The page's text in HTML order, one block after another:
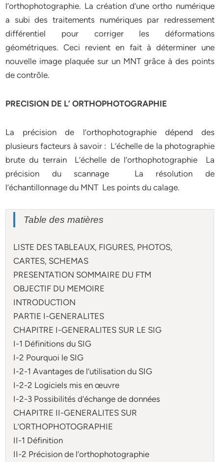
l’orthophotographie. La création d’une ortho numérique
a subi des traitements numériques par redressement
différentiel pour corriger les déformations
géométriques. Ceci revient en fait à déterminer une
nouvelle image plaquée sur un MNT grâce à des points
de contrôle.
PRECISION DE L’ ORTHOPHOTOGRAPHIE
La précision de l’orthophotographie dépend des
plusieurs facteurs à savoir : L’échelle de la photographie
brute du terrain L’échelle de l’orthophotographie La
précision du scannage La résolution de
l’échantillonnage du MNT Les points du calage.
Table des matières
LISTE DES TABLEAUX, FIGURES, PHOTOS,
CARTES, SCHEMAS
PRESENTATION SOMMAIRE DU FTM
OBJECTIF DU MEMOIRE
INTRODUCTION
PARTIE I-GENERALITES
CHAPITRE I-GENERALITES SUR LE SIG
I-1 Définitions du SIG
I-2 Pourquoi le SIG
I-2-1 Avantages de l’utilisation du SIG
I-2-2 Logiciels mis en œuvre
I-2-3 Possibilités d’échange de données
CHAPITRE II-GENERALITES SUR
L’ORTHOPHOTOGRAPHIE
II-1 Définition
II-2 Précision de l’orthophotographie